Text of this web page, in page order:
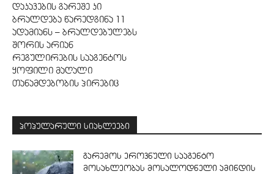
დაკავების გარეშე კი
ბრალდება წარედგინა 11
ადამიანს – ბრალდებულებს
შორის არიან
რეგულირების სააგენტოს
ყოფილი მაღალი
თანამდებობის პირებიც
პოპულარული სიახლეები
გარემოს ეროვნული სააგენტო
მოსახლეობას მოსალოდნელი ამინდის